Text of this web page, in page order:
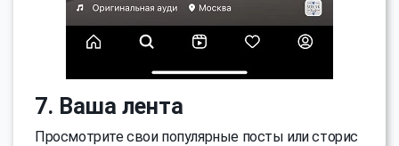
7. Ваша лента
Просмотрите свои популярные посты или сторис